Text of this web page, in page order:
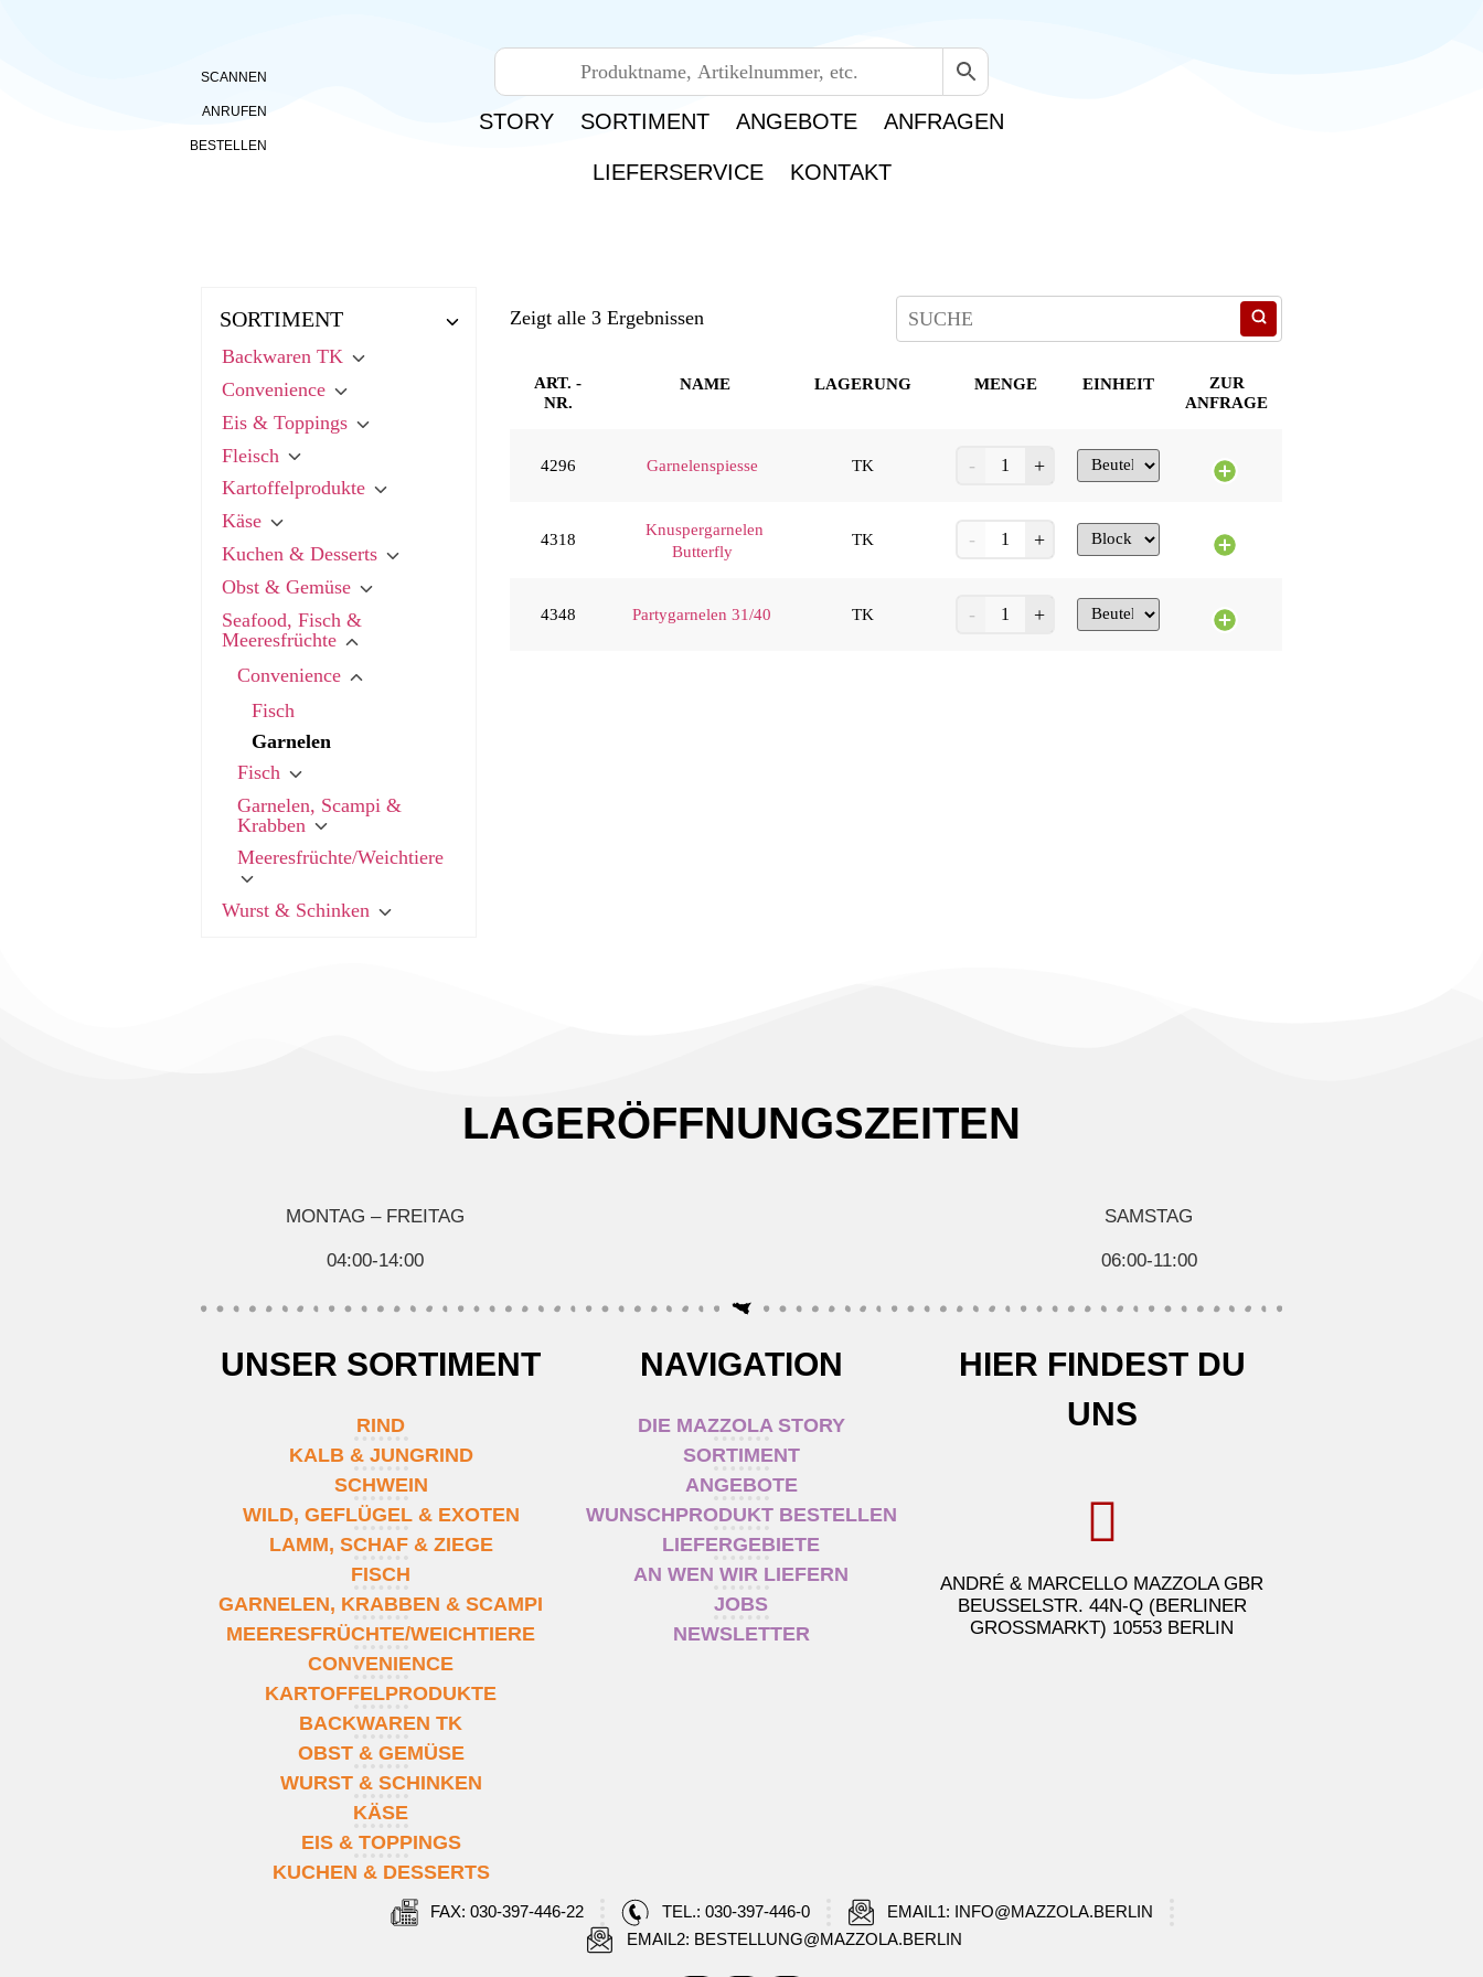
SCANNEN
ANRUFEN
BESTELLEN
STORY SORTIMENT ANGEBOTE ANFRAGEN
LIEFERSERVICE KONTAKT
SORTIMENT
Backwaren TK
Convenience
Eis & Toppings
Fleisch
Kartoffelprodukte
Käse
Kuchen & Desserts
Obst & Gemüse
Seafood, Fisch &
Meeresfrüchte
Convenience
Fisch
Garnelen
Fisch
Garnelen, Scampi &
Krabben
Meeresfrüchte/Weichtiere
Wurst & Schinken
Zeigt alle 3 Ergebnissen
ART. -
NR.
NAME LAGERUNG MENGE EINHEIT
ZUR
ANFRAGE
4296 Garnelenspiesse TK
4318
Knuspergarnelen
Butterfly
TK
4348 Partygarnelen 31/40 TK
LAGERÖFFNUNGSZEITEN
MONTAG – FREITAG
04:00-14:00
SAMSTAG
06:00-11:00
UNSER SORTIMENT
RIND
KALB & JUNGRIND
SCHWEIN
WILD, GEFLÜGEL & EXOTEN
LAMM, SCHAF & ZIEGE
FISCH
GARNELEN, KRABBEN & SCAMPI
MEERESFRÜCHTE/WEICHTIERE
CONVENIENCE
KARTOFFELPRODUKTE
BACKWAREN TK
OBST & GEMÜSE
WURST & SCHINKEN
KÄSE
EIS & TOPPINGS
KUCHEN & DESSERTS
NAVIGATION
DIE MAZZOLA STORY
SORTIMENT
ANGEBOTE
WUNSCHPRODUKT BESTELLEN
LIEFERGEBIETE
AN WEN WIR LIEFERN
JOBS
NEWSLETTER
HIER FINDEST DU
UNS
ANDRÉ & MARCELLO MAZZOLA GBR
BEUSSELSTR. 44N-Q (BERLINER
GROSSMARKT) 10553 BERLIN
FAX: 030-397-446-22 TEL.: 030-397-446-0
EMAIL1: INFO@MAZZOLA.BERLIN
EMAIL2: BESTELLUNG@MAZZOLA.BERLIN